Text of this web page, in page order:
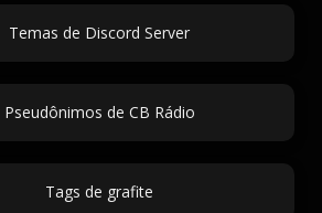
Temas de Discord Server
Pseudônimos de CB Rádio
Tags de grafite